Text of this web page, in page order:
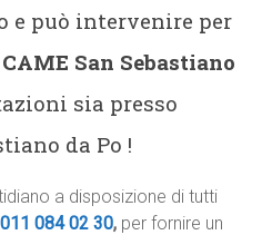
e può intervenire per
San Sebastiano
sia presso
da Po !
a disposizione di tutti
011 084 02 30, per fornire un